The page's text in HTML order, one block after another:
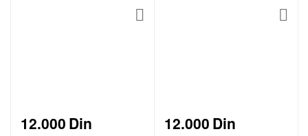
12.000 Din 12.000 Din